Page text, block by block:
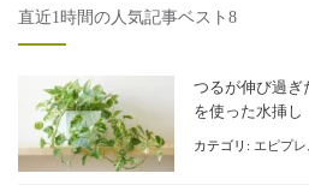
直近1時間の人気記事ベスト8
つるが伸び過ぎ
を使った水挿し
カテゴリ: エピプ